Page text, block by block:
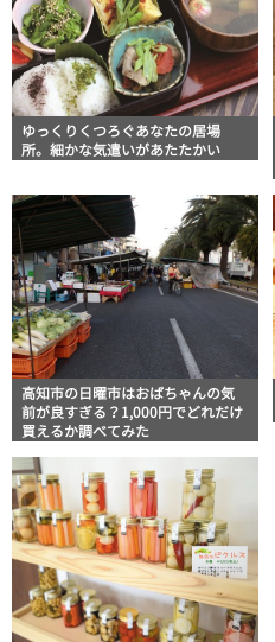
ゆっくりくつろぐあなたの居場
所。細かな気遣いがあたたかい
高知市の日曜市はおばちゃんの気
前が良すぎる？1,000円でどれだけ
買えるか調べてみた